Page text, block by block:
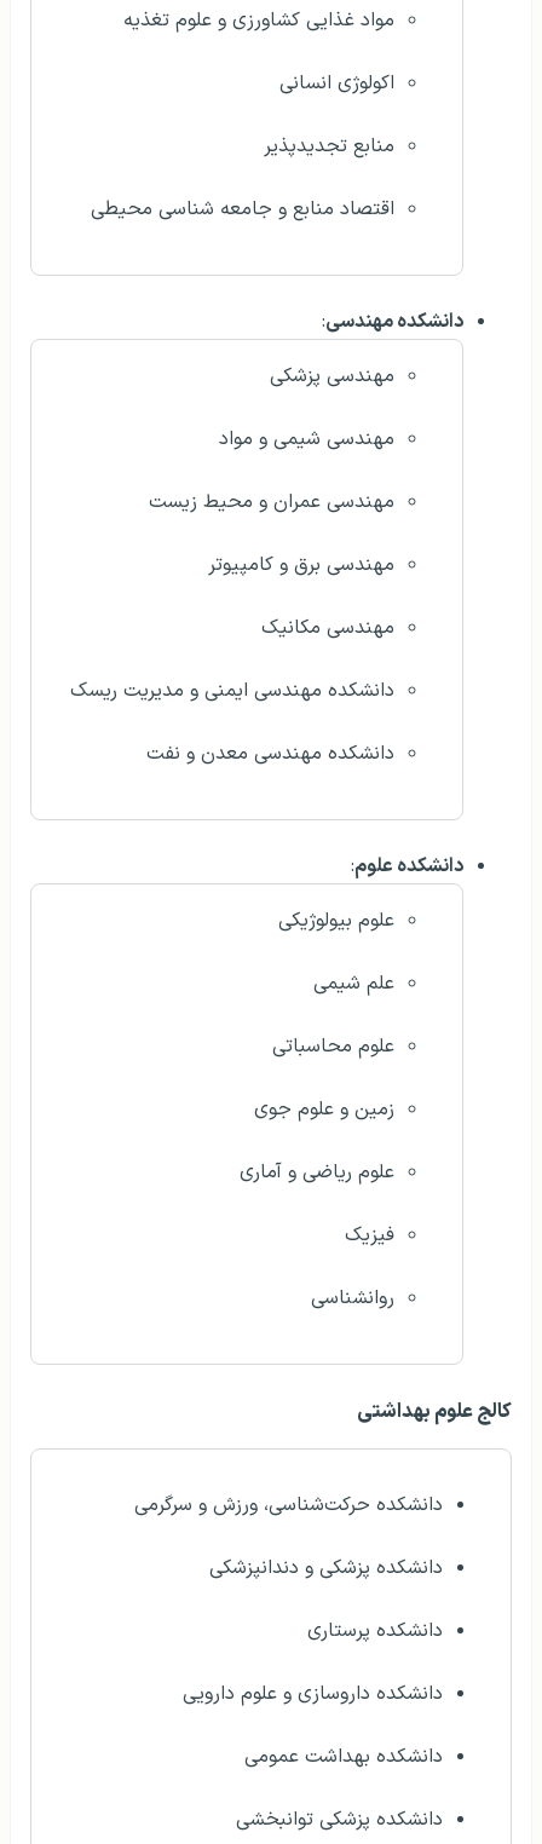
مواد غذایی کشاورزی و علوم تغذیه
اکولوژی انسانی
منابع تجدیدپذیر
اقتصاد منابع و جامعه شناسی محیطی
دانشکده مهندسی:
مهندسی پزشکی
مهندسی شیمی و مواد
مهندسی عمران و محیط زیست
مهندسی برق و کامپیوتر
مهندسی مکانیک
دانشکده مهندسی ایمنی و مدیریت ریسک
دانشکده مهندسی معدن و نفت
دانشکده علوم:
علوم بیولوژیکی
علم شیمی
علوم محاسباتی
زمین و علوم جوی
علوم ریاضی و آماری
فیزیک
روانشناسی
کالج علوم بهداشتی
دانشکده حرکت‌شناسی، ورزش و سرگرمی
دانشکده پزشکی و دندانپزشکی
دانشکده پرستاری
دانشکده داروسازی و علوم دارویی
دانشکده بهداشت عمومی
دانشکده پزشکی توانبخشی